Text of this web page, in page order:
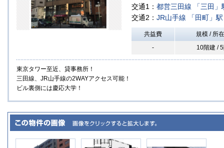
交通1： 都営三田線
「三田」
交通2： JR山手線 「田町」駅
共益費
規模 / 所
-
10階建 /
東京タワー至近、貸事務所！
三田線、JR山手線の2WAYアクセス可能！
ビル裏側には慶応大学！